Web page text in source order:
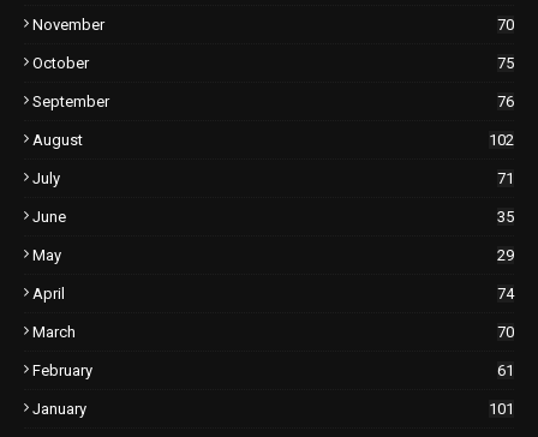
November 70
October 75
September 76
August 102
July 71
June 35
May 29
April 74
March 70
February 61
January 101